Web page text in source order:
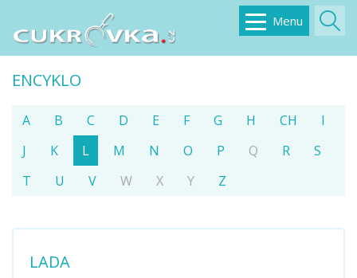
Menu
ENCYKLO
A B C D E F G H CH
I
J
K L M N O P Q R
S
T
U V W X Y Z
LADA